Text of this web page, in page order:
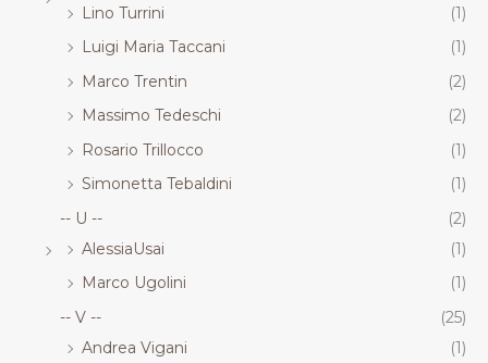
Lino Turrini
(1)
Luigi Maria Taccani
(1)
Marco Trentin
(2)
Massimo Tedeschi
(2)
Rosario Trillocco
(1)
Simonetta Tebaldini
(1)
-- U --
(2)
AlessiaUsai
(1)
Marco Ugolini
(1)
-- V --
(25)
Andrea Vigani
(1)